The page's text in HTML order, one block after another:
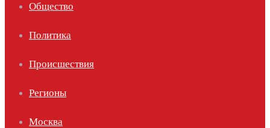
Общество
Политика
Происшествия
Регионы
Москва